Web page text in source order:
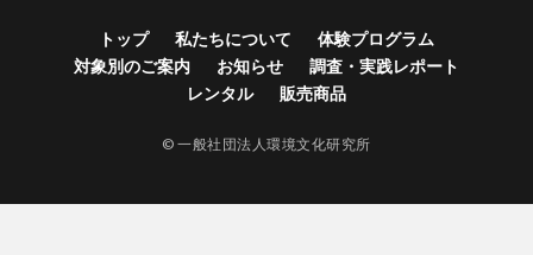
トップ 私たちについて
体験プログラム
対象別のご案内
お知らせ
調査・実践レポート
レンタル
販売商品
© 一般社団法人環境文化研究所